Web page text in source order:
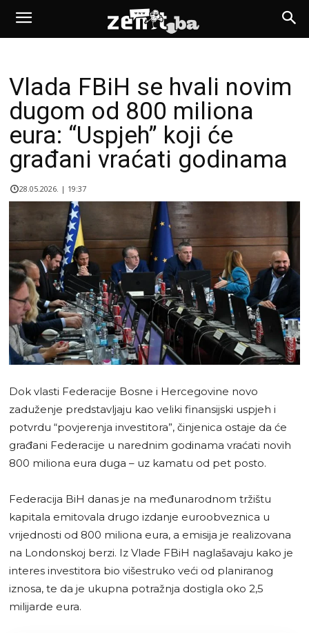
Vlada FBiH se hvali novim
dugom od 800 miliona
eura: “Uspjeh” koji će
građani vraćati godinama
28.05.2026. | 19:37
Dok vlasti Federacije Bosne i Hercegovine novo
zaduženje predstavljaju kao veliki finansijski uspjeh i
potvrdu “povjerenja investitora”, činjenica ostaje da će
građani Federacije u narednim godinama vraćati novih
800 miliona eura duga – uz kamatu od pet posto.
Federacija BiH danas je na međunarodnom tržištu
kapitala emitovala drugo izdanje euroobveznica u
vrijednosti od 800 miliona eura, a emisija je realizovana
na Londonskoj berzi. Iz Vlade FBiH naglašavaju kako je
interes investitora bio višestruko veći od planiranog
iznosa, te da je ukupna potražnja dostigla oko 2,5
milijarde eura.